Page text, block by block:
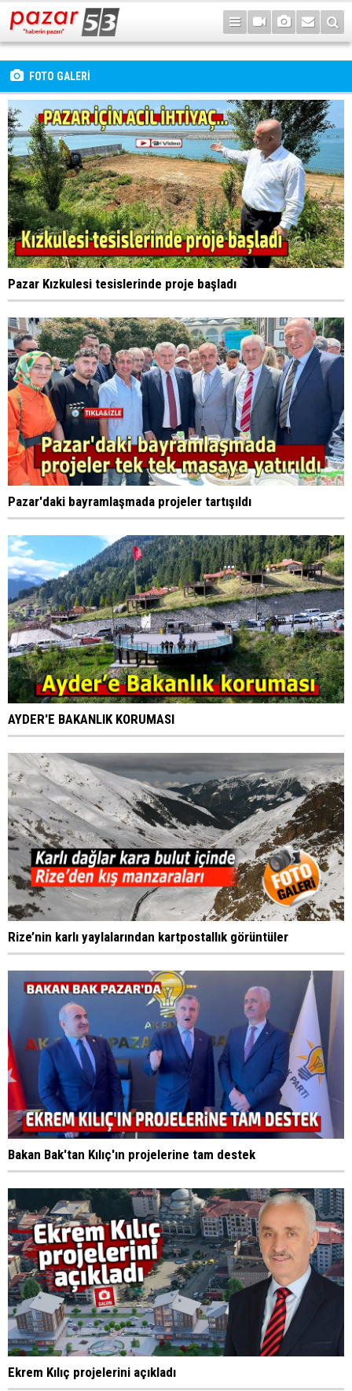
FOTO GALERİ
Pazar Kızkulesi tesislerinde proje başladı
Pazar'daki bayramlaşmada projeler tartışıldı
AYDER'E BAKANLIK KORUMASI
Rize’nin karlı yaylalarından kartpostallık görüntüler
Bakan Bak'tan Kılıç'ın projelerine tam destek
Ekrem Kılıç projelerini açıkladı